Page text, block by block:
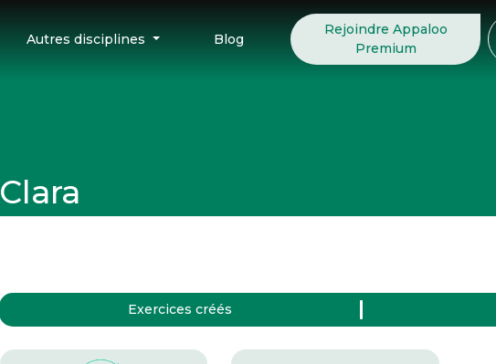
Autres disciplines Blog
Rejoindre Appaloo
Premium
Clara
Exercices créés